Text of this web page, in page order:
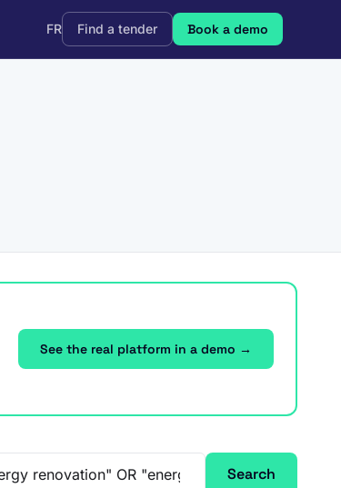
FR Find a tender Book a demo
See the real platform in a demo →
Search